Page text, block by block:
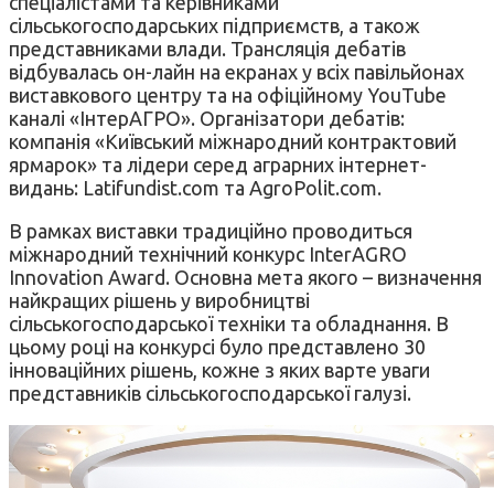
сільськогосподарських підприємств, а також
представниками влади. Трансляція дебатів
відбувалась он-лайн на екранах у всіх павільйонах
виставкового центру та на офіційному YouTube
каналі «ІнтерАГРО». Організатори дебатів:
компанія «Київський міжнародний контрактовий
ярмарок» та лідери серед аграрних інтернет-
видань: Latifundist.com та AgroPolit.com.
В рамках виставки традиційно проводиться
міжнародний технічний конкурс InterAGRO
Innovation Award. Основна мета якого – визначення
найкращих рішень у виробництві
сільськогосподарської техніки та обладнання. В
цьому році на конкурсі було представлено 30
інноваційних рішень, кожне з яких варте уваги
представників сільськогосподарської галузі.